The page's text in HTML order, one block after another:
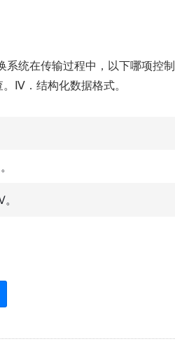
系统在传输过程中，以下哪项控
。Ⅳ．结构化数据格式。